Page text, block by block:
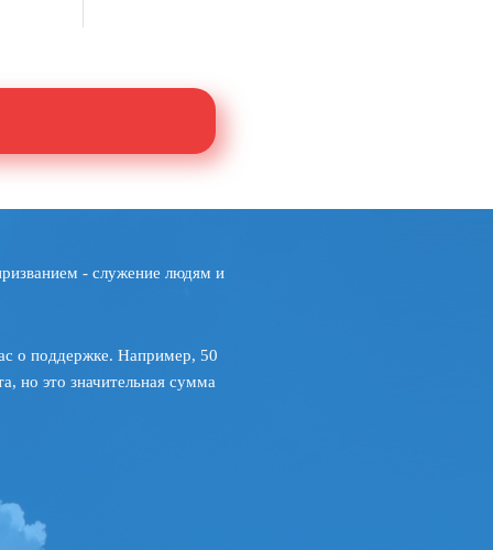
- служение людям и
о поддержке. Например, 50
но это значительная сумма